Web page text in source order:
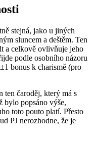
stejná, jako u jiných
sluncem a deštěm. Ten
a celkově ovlivňuje jeho
podle osobního názoru
bonus k charismě (pro
ten čaroděj, který má s
bylo popsáno výše,
toto pouto platí. Přesto
PJ nerozhodne, že je